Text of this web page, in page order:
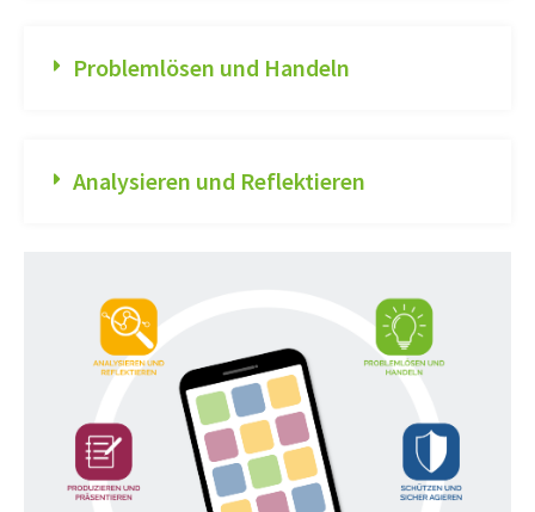
Problemlösen und Handeln
Analysieren und Reflektieren